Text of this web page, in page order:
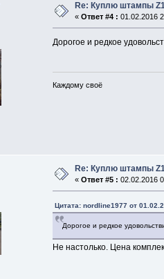
Re: Куплю штампы
«Ответ #4 : 01.02.2016
Дорогое и редкое
Каждому своё
Re: Куплю штампы
«Ответ #5 : 02.02.2016
Цитата: nordline1977 от
Дорогое и редкое
Не настолько. Цена